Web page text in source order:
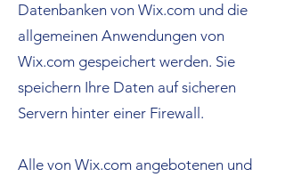
Datenbanken von Wix.com und die
allgemeinen Anwendungen von
Wix.com gespeichert werden. Sie
speichern Ihre Daten auf sicheren
Servern hinter einer Firewall.
Alle von Wix.com angebotenen und